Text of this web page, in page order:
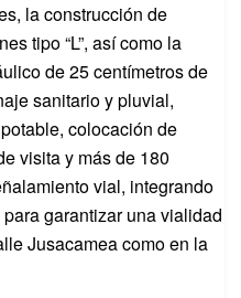
la construcción de
tipo “L”, así como la
de 25 centímetros de
sanitario y pluvial,
colocación de
visita y más de 180
vial, integrando
garantizar una vialidad
Jusacamea como en la